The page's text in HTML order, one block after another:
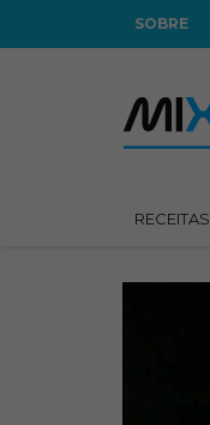
SOBRE
RECEITAS